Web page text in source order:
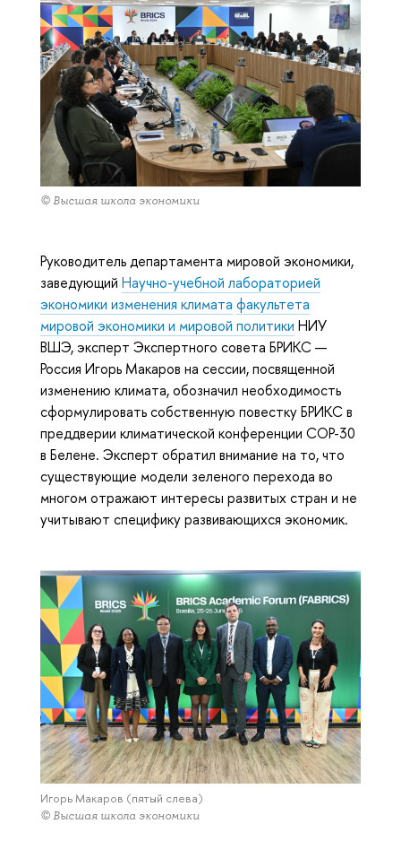
© Высшая школа экономики
Руководитель департамента мировой экономики,
заведующий Научно-учебной лабораторией
экономики изменения климата факультета
мировой экономики и мировой политики НИУ
ВШЭ, эксперт Экспертного совета БРИКС —
Россия Игорь Макаров на сессии, посвященной
изменению климата, обозначил необходимость
сформулировать собственную повестку БРИКС в
преддверии климатической конференции COP-30
в Белене. Эксперт обратил внимание на то, что
существующие модели зеленого перехода во
многом отражают интересы развитых стран и не
учитывают специфику развивающихся экономик.
Игорь Макаров (пятый слева)
© Высшая школа экономики